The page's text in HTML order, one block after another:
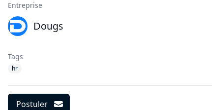
Entreprise
Dougs
Tags
hr
Postuler